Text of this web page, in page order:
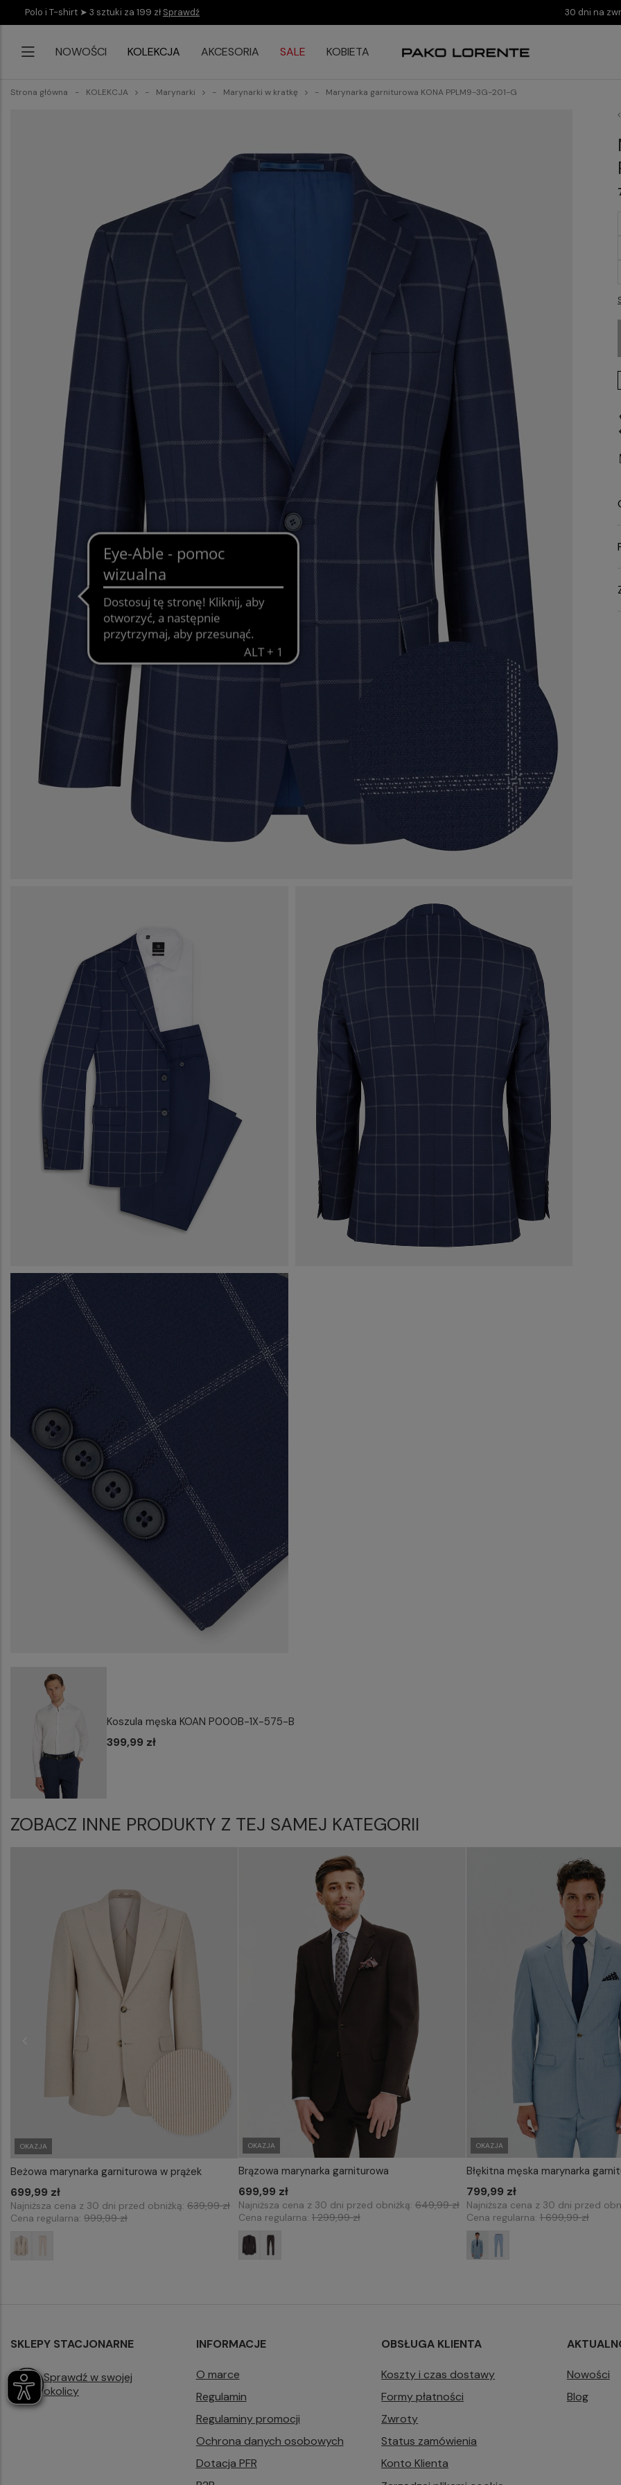
Polo i T-shirt ➤ 3 sztuki za 199 zł Sprawdź 30 dni na
NOWOŚCI KOLEKCJA AKCESORIA SALE KOBIETA
Strona główna KOLEKCJA Marynarki Marynarki w kratkę Marynarka garniturowa KONA PPLM9-3G-201-G
Koszula męska KOAN P000B-1X-575-B
399,99 zł
ZOBACZ INNE PRODUKTY Z TEJ SAMEJ KATEGORII
OKAZJA
WYBIERZ ROZMIAR DO KOSZYKA
176/48
182/54
Beżowa marynarka garniturowa w prążek
699,99 zł
Najniższa cena z 30 dni przed obniżką: 639,99 zł
Cena regularna: 999,99 zł
OKAZJA
WYBIERZ ROZMIAR DO KOSZYKA
176/50
182/50
182/52 182/54
182/56
182/58
Brązowa marynarka garniturowa
699,99 zł
Najniższa cena z 30 dni przed obniżką: 649,99 zł
Cena regularna: 1 299,99 zł
OKAZJA
WYBIERZ ROZMIAR DO
176/50
182/52
182/56
Błękitna męska marynarka
799,99 zł
Najniższa cena z 30 dni przed
Cena regularna:1 699,99 zł
SKLEPY STACJONARNE
Sprawdź w swojej
okolicy
INFORMACJE
O marce
Regulamin
Regulaminy promocji
Ochrona danych osobowych
Dotacja PFR
OBSŁUGA KLIENTA
Koszty i czas dostawy
Formy płatności
Zwroty
Status zamówienia
Konto Klienta
Nowości
Blog